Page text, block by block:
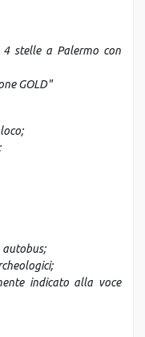
stelle a Palermo con
GOLD"
autobus;
indicato alla voce